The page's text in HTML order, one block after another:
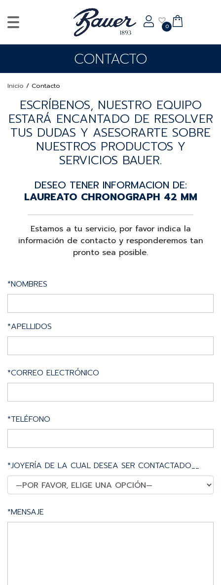
0
CONTACTO
Inicio / Contacto
ESCRÍBENOS, NUESTRO EQUIPO
ESTARÁ ENCANTADO DE RESOLVER
TUS DUDAS Y ASESORARTE SOBRE
NUESTROS PRODUCTOS Y
SERVICIOS BAUER.
DESEO TENER INFORMACION DE:
LAUREATO CHRONOGRAPH 42 MM
Estamos a tu servicio, por favor indica la
información de contacto y responderemos tan
pronto sea posible.
*NOMBRES
*APELLIDOS
*CORREO ELECTRÓNICO
*TELÉFONO
*JOYERÍA DE LA CUAL DESEA SER CONTACTADO__
*MENSAJE